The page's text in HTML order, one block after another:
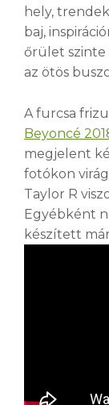
hely,
baj,
őrület szinte
az ötös
A furcsa
Beyoncé
megjelent
fotókon
Taylor R
Egyébként
készített